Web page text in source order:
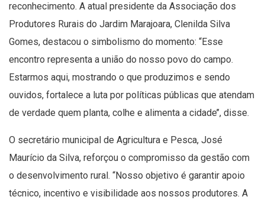
reconhecimento. A atual presidente da Associação dos
Produtores Rurais do Jardim Marajoara, Clenilda Silva
Gomes, destacou o simbolismo do momento: “Esse
encontro representa a união do nosso povo do campo.
Estarmos aqui, mostrando o que produzimos e sendo
ouvidos, fortalece a luta por políticas públicas que atendam
de verdade quem planta, colhe e alimenta a cidade’’, disse.
O secretário municipal de Agricultura e Pesca, José
Maurício da Silva, reforçou o compromisso da gestão com
o desenvolvimento rural. “Nosso objetivo é garantir apoio
técnico, incentivo e visibilidade aos nossos produtores. A